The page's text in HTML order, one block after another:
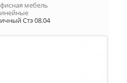
мебель
Стэ 08.04